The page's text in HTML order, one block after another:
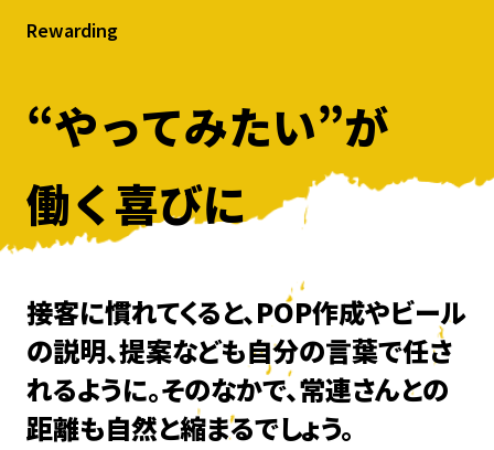
Rewarding
“やってみたい”が
働く喜びに
接客に慣れてくると、POP作成やビール
の説明、提案なども自分の言葉で任さ
れるように。そのなかで、常連さんとの
距離も自然と縮まるでしょう。